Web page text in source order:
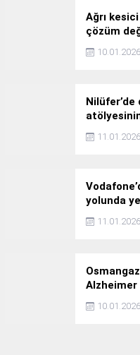
Ağrı
çözüm
10.01.2026
konuşuldu
11.01.2026
yolunda
yatırımı
11.01.2026
Alzheimer
Bakım Evi
Kutladı
10.01.2026